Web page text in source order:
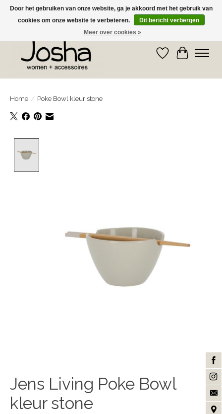
GRATIS OPHALEN IN DE WINKEL EN GRATIS VERZENDING VANAF € 75,00
Verlanglijst
Home / Poke Bowl kleur stone
Jens Living Poke Bowl
kleur stone
Door het gebruiken van onze website, ga je akkoord met het gebruik van
cookies om onze website te verbeteren.
Dit bericht verbergen
Meer over cookies »